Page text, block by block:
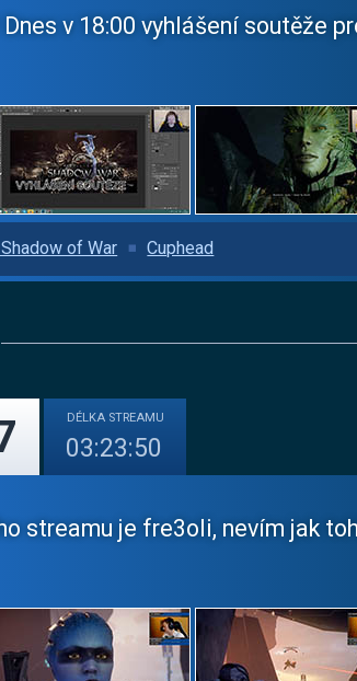
Dnes v 18:00 vyhlášení soutěže
of War Cuphead
DÉLKA STREAMU
03:23:50
streamu je fre3oli, nevím jak